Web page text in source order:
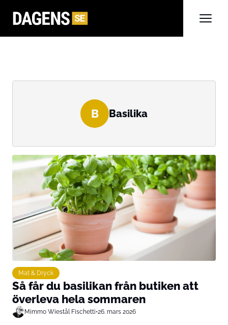
B Basilika
Mat & Dryck
Så får du basilikan från butiken att
överleva hela sommaren
Mimmo Wiestål Fischetti•26. mars 2026